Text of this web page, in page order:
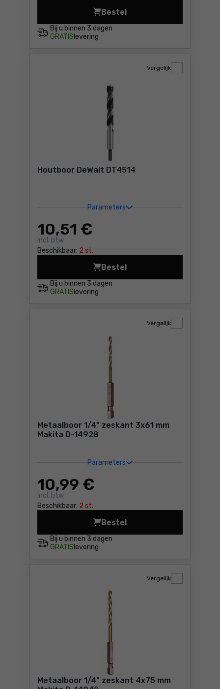
Bij u binnen 3 dagen
GRATIS levering
Bestel
Houtboor DeWalt DT4512
Houtboor DeWalt DT4514
Parameters
10,51 €
Incl. btw
Beschikbaar: 2 st.
Vergelijk
Bij u binnen 3 dagen
GRATIS levering
Bestel
Houtboor DeWalt DT4514
Metaalboor 1/4" zeskant 3x61 mm
Makita D-14928
Parameters
10,99 €
Incl. btw
Beschikbaar: 2 st.
Vergelijk
Bij u binnen 3 dagen
GRATIS levering
Bestel
Metaalboor 1/4" zeskant
Metaalboor 1/4" zeskant 4x75 mm
Vergelijk